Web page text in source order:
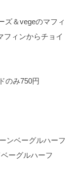
ズ＆vegeのマフィ
ィンからチョイ
のみ750円
ンベーグルハーフ
ベーグルハーフ